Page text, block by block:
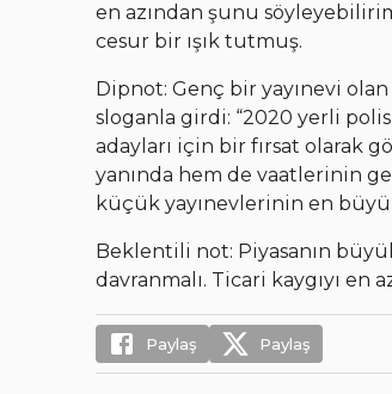
en azından şunu
cesur bir ışık tutmuş.
Dipnot: Genç bir yayınevi
sloganla girdi: “2020 yerli
adayları için bir fırsat olarak
yanında hem de vaatlerinin
küçük yayınevlerinin en
Beklentili not: Piyasanın
davranmalı. Ticari kaygıyı en
Paylaş Paylaş